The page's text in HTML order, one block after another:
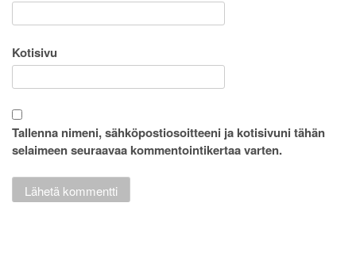
Kotisivu
Tallenna nimeni, sähköpostiosoitteeni ja kotisivuni tähän
selaimeen seuraavaa kommentointikertaa varten.